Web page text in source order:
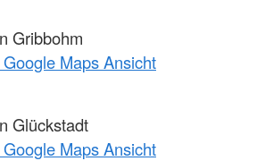
Gribbohm
Maps Ansicht
Glückstadt
Maps Ansicht